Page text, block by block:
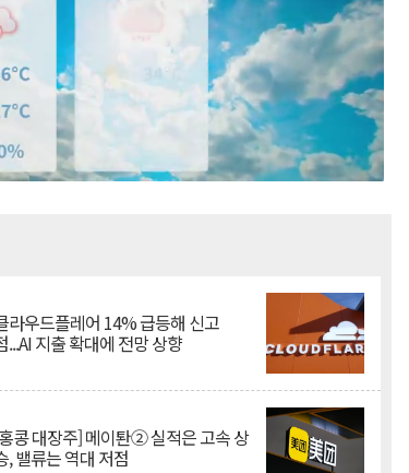
라우드플레어 14% 급등해 신고
...AI 지출 확대에 전망 상향
콩 대장주] 메이퇀② 실적은 고속 상
, 밸류는 역대 저점